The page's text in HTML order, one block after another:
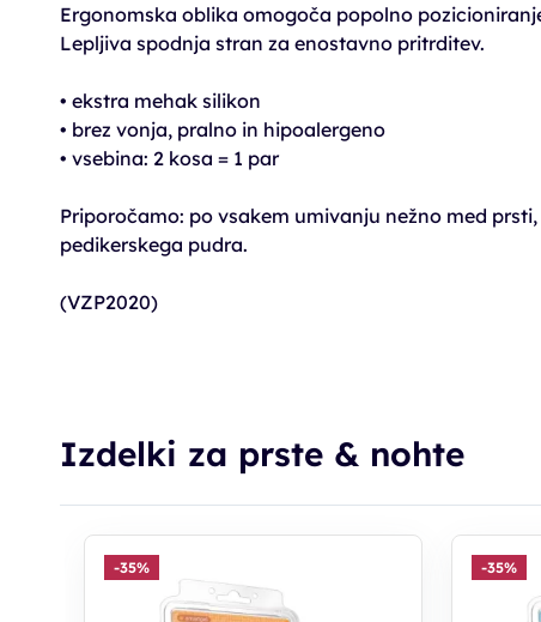
Ergonomska oblika omogoča popolno
Lepljiva spodnja stran za enostavno pritrditev.
• ekstra mehak silikon
• brez vonja, pralno in hipoalergeno
• vsebina: 2 kosa = 1 par
Priporočamo: po vsakem umivanju nežno med
pedikerskega pudra.
(VZP2020)
Izdelki za prste & nohte
-35% -35%